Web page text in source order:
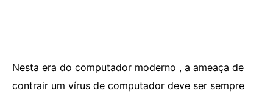
Nesta era do computador moderno , a ameaça de
contrair um vírus de computador deve ser sempre